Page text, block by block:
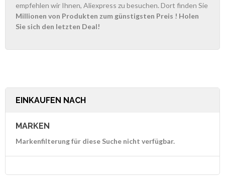
empfehlen wir Ihnen, Aliexpress zu besuchen. Dort finden Sie
Millionen von Produkten zum günstigsten Preis ! Holen
Sie sich den letzten Deal!
EINKAUFEN NACH
MARKEN
Markenfilterung für diese Suche nicht verfügbar.